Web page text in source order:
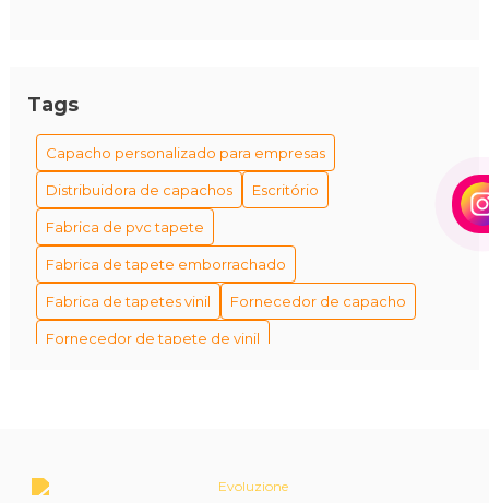
Tags
Capacho personalizado para empresas
Distribuidora de capachos Escritório
Fabrica de pvc tapete
Fabrica de tapete emborrachado
Fabrica de tapetes vinil Fornecedor de capacho
Fornecedor de tapete de vinil
Fábrica de tapetes e capachos personalizados